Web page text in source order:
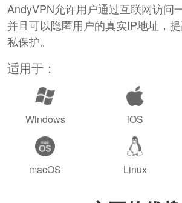
AndyVPN允许用户通过互联网访问
并且可以隐匿用户的真实IP地址，
私保护。
适用于：
Windows iOS
macOS Linux